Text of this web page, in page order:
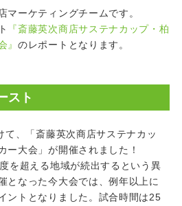
マーケティングチームです。
『斎藤英次商店サステナカップ・柏
』のレポートとなります。
スト
、「斎藤英次商店サステナカッ
ー大会」が開催されました！
を超える地域が続出するという異
となった今大会では、例年以上に
ントとなりました。試合時間は25